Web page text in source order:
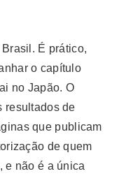
É prático,
o capítulo
no Japão. O
resultados de
que publicam
de quem
e não é a única